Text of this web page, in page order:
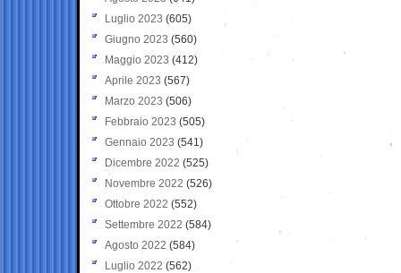
Luglio 2023 (605)
Giugno 2023 (560)
Maggio 2023 (412)
Aprile 2023 (567)
Marzo 2023 (506)
Febbraio 2023 (505)
Gennaio 2023 (541)
Dicembre 2022 (525)
Novembre 2022 (526)
Ottobre 2022 (552)
Settembre 2022 (584)
Agosto 2022 (584)
Luglio 2022 (562)